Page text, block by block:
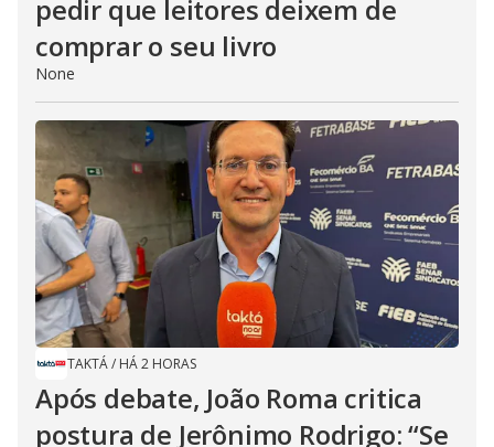
pedir que leitores deixem de
comprar o seu livro
None
TAKTÁ/ HÁ 2 HORAS
Após debate, João Roma critica
postura de Jerônimo Rodrigo: “Se